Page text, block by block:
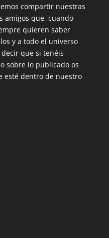
compartir nuestras
amigos que, cuando
quieren saber
y a todo el universo
que si tenéis
sobre lo publicado os
esté dentro de nuestro